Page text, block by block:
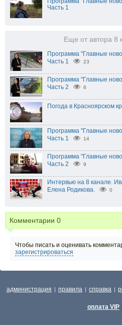
Часть 1
Еще от автора 8
Программа "Главные
Часть 1
23
Программа "Главные
Часть 2
6
Погода в Красноярском
Программа "Главные
Часть 1
14
Программа "Главные
Часть 2
9
Интервью на 8 канале.
Елена Родикова.
0
Комментарии 0
Чтобы писать и оценивать
зарегистрироваться
администрация | правила | справка |
оплата VIP